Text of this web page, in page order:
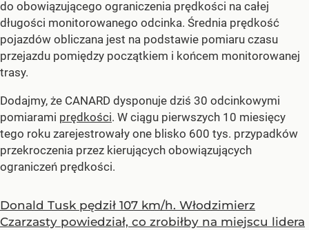
do obowiązującego ograniczenia prędkości na całej
długości monitorowanego odcinka. Średnia prędkość
pojazdów obliczana jest na podstawie pomiaru czasu
przejazdu pomiędzy początkiem i końcem monitorowanej
trasy.
Dodajmy, że CANARD dysponuje dziś 30 odcinkowymi
pomiarami prędkości. W ciągu pierwszych 10 miesięcy
tego roku zarejestrowały one blisko 600 tys. przypadków
przekroczenia przez kierujących obowiązujących
ograniczeń prędkości.
Donald Tusk pędził 107 km/h. Włodzimierz
Czarzasty powiedział, co zrobiłby na miejscu lidera